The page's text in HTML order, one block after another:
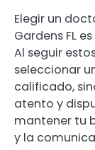
Elegir un
Gardens FL
Al seguir
seleccionar
calificado,
atento y
mantener tu
y la